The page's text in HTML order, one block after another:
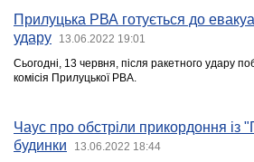
Прилуцька РВА готується до
удару
13.06.2022 19:01
Сьогодні, 13 червня, після ракетного удару
комісія Прилуцької РВА.
Чаус про обстріли прикордоння із
будинки
13.06.2022 18:44